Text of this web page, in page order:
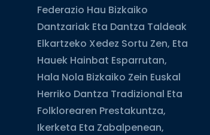
Federazio Hau Bizkaiko
Dantzariak Eta Dantza Taldeak
Elkartzeko Xedez Sortu Zen, Eta
Hauek Hainbat Esparrutan,
Hala Nola Bizkaiko Zein Euskal
Herriko Dantza Tradizional Eta
Folklorearen Prestakuntza,
Ikerketa Eta Zabalpenean,